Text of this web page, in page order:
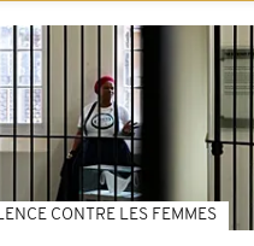
CONTRE LES FEMMES